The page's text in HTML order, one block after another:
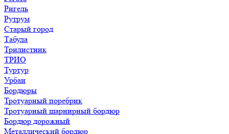
Ригель
Рутрум
Старый город
Табула
Трилистник
ТРИО
Туртур
Урбан
Бордюры
Тротуарный поребрик
Тротуарный шарнирный бордюр
Бордюр дорожный
Металлический бордюр